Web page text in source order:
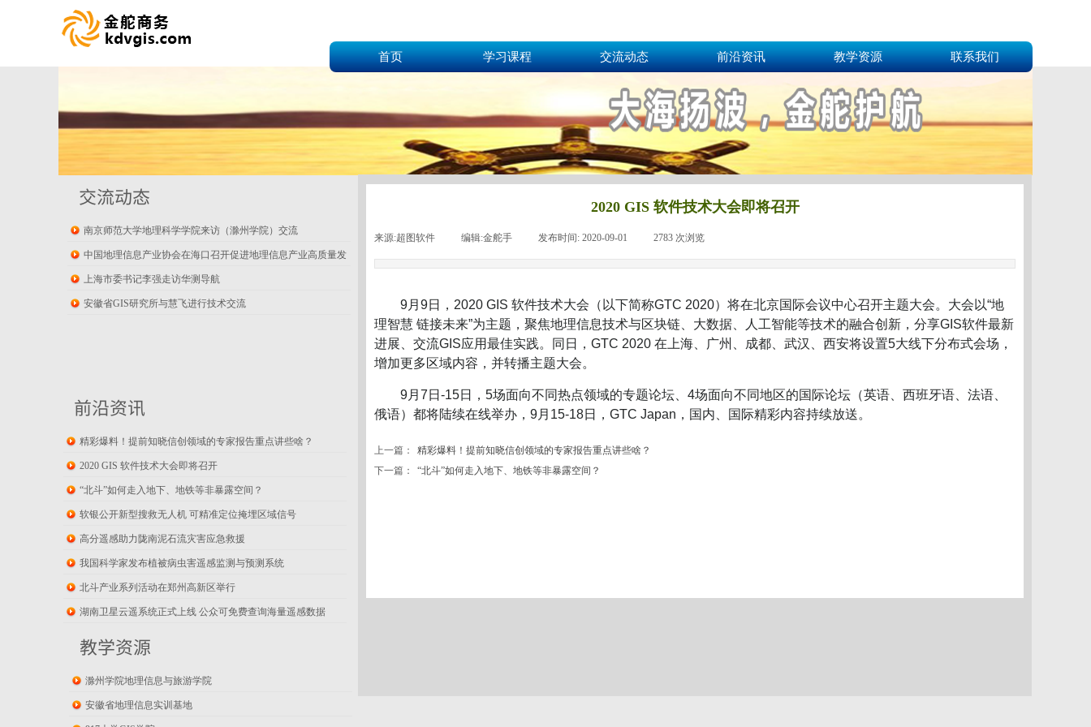
首页 学习课程 交流动态 前沿资讯 教学资源 联系我们
2020 GIS 软件技术大会即将召开
来源:超图软件 编辑:金舵手 发布时间: 2020-09-01 2783 次浏览
9月9日，2020 GIS 软件技术大会（以下简称GTC 2020）将在北京国际会议中心召开主题大会。大会以“地
理智慧 链接未来”为主题，聚焦地理信息技术与区块链、大数据、人工智能等技术的融合创新，分享GIS软件最新
进展、交流GIS应用最佳实践。同日，GTC 2020 在上海、广州、成都、武汉、西安将设置5大线下分布式会场，
增加更多区域内容，并转播主题大会。
9月7日-15日，5场面向不同热点领域的专题论坛、4场面向不同地区的国际论坛（英语、西班牙语、法语、
俄语）都将陆续在线举办，9月15-18日，GTC Japan，国内、国际精彩内容持续放送。
上一篇：
精彩爆料！提前知晓信创领域的专家报告重点讲些啥？
下一篇：
“北斗”如何走入地下、地铁等非暴露空间？
交流动态
南京师范大学地理科学学院来访（滁州学院）交流
中国地理信息产业协会在海口召开促进地理信息产业高质量发
展座谈会
上海市委书记李强走访华测导航
安徽省GIS研究所与慧飞进行技术交流
前沿资讯
精彩爆料！提前知晓信创领域的专家报告重点讲些啥？
2020 GIS 软件技术大会即将召开
“北斗”如何走入地下、地铁等非暴露空间？
软银公开新型搜救无人机 可精准定位掩埋区域信号
高分遥感助力陇南泥石流灾害应急救援
我国科学家发布植被病虫害遥感监测与预测系统
北斗产业系列活动在郑州高新区举行
湖南卫星云遥系统正式上线 公众可免费查询海量遥感数据
教学资源
滁州学院地理信息与旅游学院
安徽省地理信息实训基地